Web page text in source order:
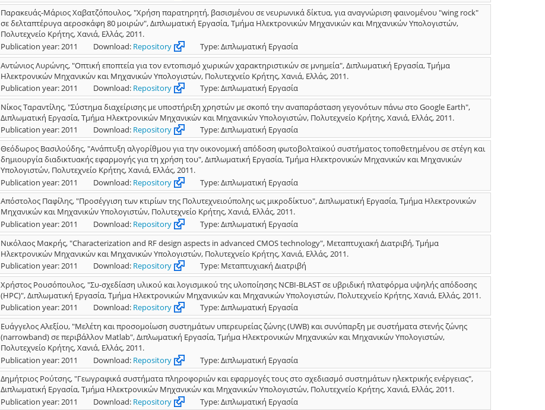
Παρακευάς-Μάριος Χαβατζόπουλος, "Χρήση παρατηρητή, βασισμένου σε νευρωνικά δίκτυα, για αναγνώριση φαινομένου "wing rock"
σε δελταπτέρυγα αεροσκάφη 80 μοιρών", Διπλωματική Εργασία, Τμήμα Ηλεκτρονικών Μηχανικών και Μηχανικών Υπολογιστών,
Πολυτεχνείο Κρήτης, Χανιά, Ελλάς, 2011.
Publication year: 2011
Download: Repository
Type: Διπλωματική Εργασία
Αντώνιος Λυρώνης, "Οπτική εποπτεία για τον εντοπισμό χωρικών χαρακτηριστικών σε μνημεία", Διπλωματική Εργασία, Τμήμα
Ηλεκτρονικών Μηχανικών και Μηχανικών Υπολογιστών, Πολυτεχνείο Κρήτης, Χανιά, Ελλάς, 2011.
Publication year: 2011
Download: Repository
Type: Διπλωματική Εργασία
Νίκος Ταραντίλης, "Σύστημα διαχείρισης με υποστήριξη χρηστών με σκοπό την αναπαράσταση γεγονότων πάνω στο Google Earth",
Διπλωματική Εργασία, Τμήμα Ηλεκτρονικών Μηχανικών και Μηχανικών Υπολογιστών, Πολυτεχνείο Κρήτης, Χανιά, Ελλάς, 2011.
Publication year: 2011
Download: Repository
Type: Διπλωματική Εργασία
Θεόδωρος Βασιλούδης, "Ανάπτυξη αλγορίθμου για την οικονομική απόδοση φωτοβολταϊκού συστήματος τοποθετημένου σε στέγη και
δημιουργία διαδικτυακής εφαρμογής για τη χρήση του", Διπλωματική Εργασία, Τμήμα Ηλεκτρονικών Μηχανικών και Μηχανικών
Υπολογιστών, Πολυτεχνείο Κρήτης, Χανιά, Ελλάς, 2011.
Publication year: 2011
Download: Repository
Type: Διπλωματική Εργασία
Απόστολος Παφίλης, "Προσέγγιση των κτιρίων της Πολυτεχνειούπολης ως μικροδίκτυο", Διπλωματική Εργασία, Τμήμα Ηλεκτρονικών
Μηχανικών και Μηχανικών Υπολογιστών, Πολυτεχνείο Κρήτης, Χανιά, Ελλάς, 2011.
Publication year: 2011
Download: Repository
Type: Διπλωματική Εργασία
Νικόλαος Μακρής, "Characterization and RF design aspects in advanced CMOS technology", Μεταπτυχιακή Διατριβή, Τμήμα
Ηλεκτρονικών Μηχανικών και Μηχανικών Υπολογιστών, Πολυτεχνείο Κρήτης, Χανιά, Ελλάς, 2011.
Publication year: 2011
Download: Repository
Type: Μεταπτυχιακή Διατριβή
Χρήστος Ρουσόπουλος, "Συ-σχεδίαση υλικού και λογισμικού της υλοποίησης NCBI-BLAST σε υβριδική πλατφόρμα υψηλής απόδοσης
(HPC)", Διπλωματική Εργασία, Τμήμα Ηλεκτρονικών Μηχανικών και Μηχανικών Υπολογιστών, Πολυτεχνείο Κρήτης, Χανιά, Ελλάς, 2011.
Publication year: 2011
Download: Repository
Type: Διπλωματική Εργασία
Ευάγγελος Αλεξίου, "Μελέτη και προσομοίωση συστημάτων υπερευρείας ζώνης (UWB) και συνύπαρξη με συστήματα στενής ζώνης
(narrowband) σε περιβάλλον Matlab", Διπλωματική Εργασία, Τμήμα Ηλεκτρονικών Μηχανικών και Μηχανικών Υπολογιστών,
Πολυτεχνείο Κρήτης, Χανιά, Ελλάς, 2011.
Publication year: 2011
Download: Repository
Type: Διπλωματική Εργασία
Δημήτριος Ρούτσης, "Γεωγραφικά συστήματα πληροφοριών και εφαρμογές τους στο σχεδιασμό συστημάτων ηλεκτρικής ενέργειας",
Διπλωματική Εργασία, Τμήμα Ηλεκτρονικών Μηχανικών και Μηχανικών Υπολογιστών, Πολυτεχνείο Κρήτης, Χανιά, Ελλάς, 2011.
Publication year: 2011
Download: Repository Type: Διπλωματική Εργασία